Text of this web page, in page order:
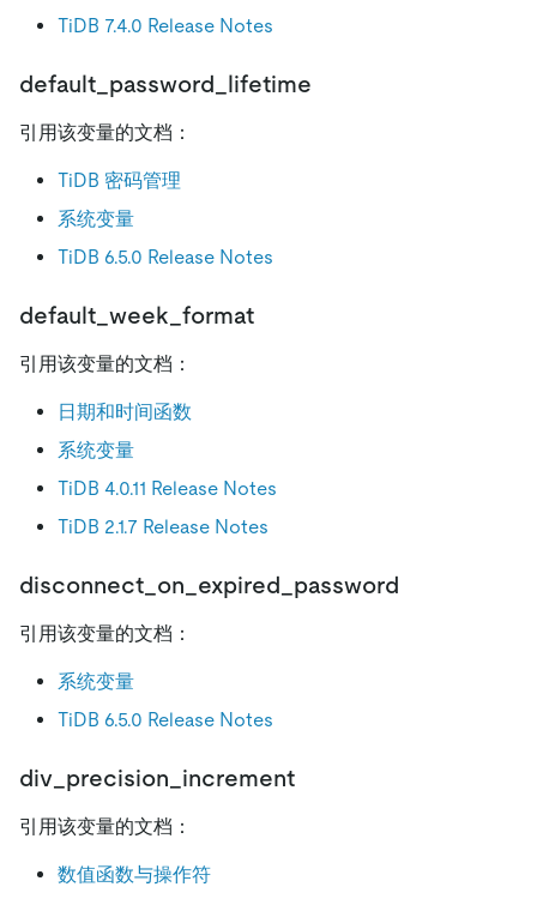
TiDB 7.4.0 Release Notes
default_password_lifetime
引用该变量的文档：
TiDB 密码管理
系统变量
TiDB 6.5.0 Release Notes
default_week_format
引用该变量的文档：
日期和时间函数
系统变量
TiDB 4.0.11 Release Notes
TiDB 2.1.7 Release Notes
disconnect_on_expired_password
引用该变量的文档：
系统变量
TiDB 6.5.0 Release Notes
div_precision_increment
引用该变量的文档：
数值函数与操作符